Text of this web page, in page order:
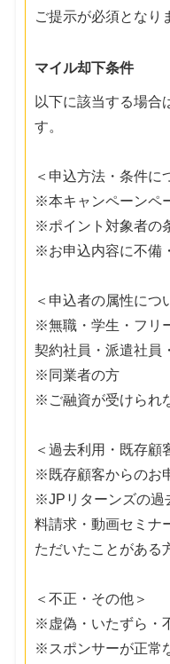
ご提示が必須となり
マイル却下条件
以下に該当する場合
す。
＜申込方法・条件に
※本キャンペーンペ
※ポイント対象者の
※お申込内容に不備
＜申込者の属性につ
※無職・学生・フリ
契約社員・派遣社員
※同業者の方
※ご融資が受けられ
＜過去利用・既存顧
※既存顧客からのお
※JPリターンズの過
料請求・動画セミナ
ただいたことがある
＜不正・その他＞
※虚偽・いたずら・
※スポンサーが正常